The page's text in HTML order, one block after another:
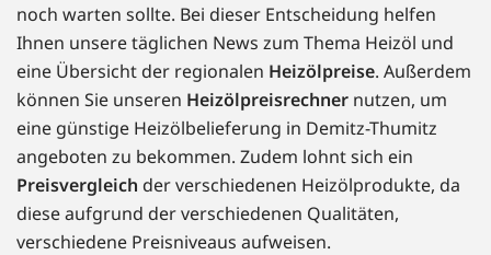
noch warten sollte. Bei dieser Entscheidung helfen
Ihnen unsere täglichen News zum Thema Heizöl und
eine Übersicht der regionalen Heizölpreise. Außerdem
können Sie unseren Heizölpreisrechner nutzen, um
eine günstige Heizölbelieferung in Demitz-Thumitz
angeboten zu bekommen. Zudem lohnt sich ein
Preisvergleich der verschiedenen Heizölprodukte, da
diese aufgrund der verschiedenen Qualitäten,
verschiedene Preisniveaus aufweisen.